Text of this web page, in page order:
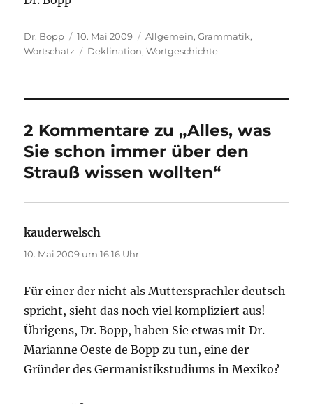
Autor
Dr. Bopp
Veröffentlicht
am
10. Mai 2009 Kategorien
Allgemein,Grammatik,
Wortschatz
Schlagwörter
Deklination,Wortgeschichte
2 Kommentare zu „Alles, was
Sie schon immer über den
Strauß wissen wollten“
kauderwelsch
10. Mai 2009 um 16:16 Uhr
Für einer der nicht als Muttersprachler deutsch
spricht, sieht das noch viel kompliziert aus!
Übrigens, Dr. Bopp, haben Sie etwas mit Dr.
Marianne Oeste de Bopp zu tun, eine der
Gründer des Germanistikstudiums in Mexiko?